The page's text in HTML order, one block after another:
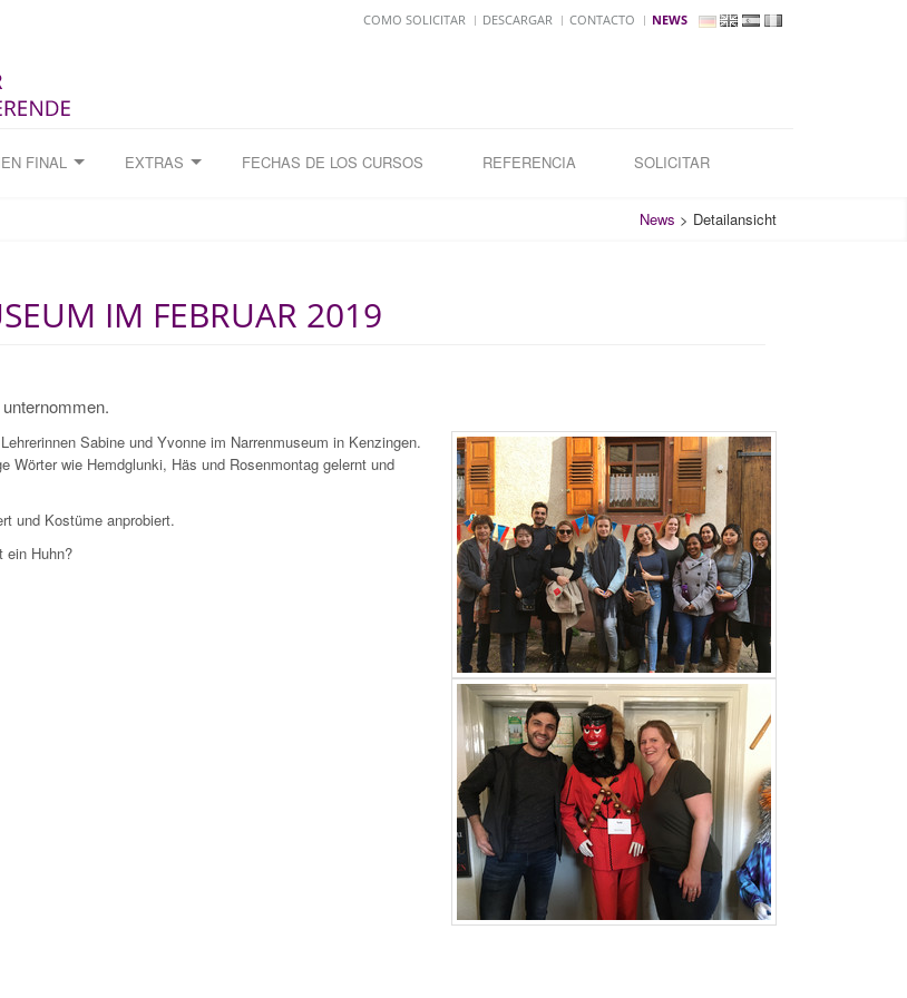
COMO SOLICITAR DESCARGAR CONTACTO NEWS
FINAL EXTRAS FECHAS DE LOS CURSOS REFERENCIA SOLICITAR
News > Detailansicht
IM FEBRUAR 2019
Sabine und Yvonne im Narrenmuseum in Kenzingen.
Wörter wie Hemdglunki, Häs und Rosenmontag gelernt und
und Kostüme anprobiert.
ein Huhn?